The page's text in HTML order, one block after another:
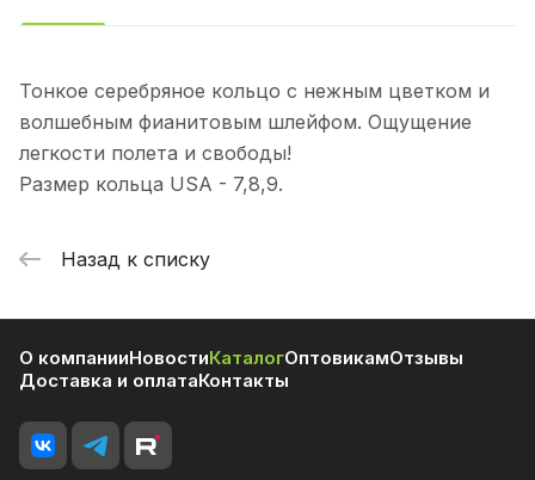
Тонкое серебряное кольцо с нежным цветком и
волшебным фианитовым шлейфом. Ощущение
легкости полета и свободы!
Размер кольца USA - 7,8,9.
Назад к списку
О компанииНовостиКаталогОптовикамОтзывы
Доставка и оплатаКонтакты